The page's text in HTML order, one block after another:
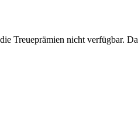
Treueprämien nicht verfügbar.